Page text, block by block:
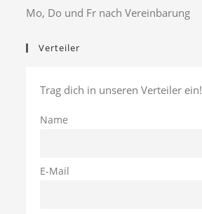
Mo, Do und Fr nach Vereinbarung
Verteiler
Trag dich in unseren Verteiler ein!
Name
E-Mail